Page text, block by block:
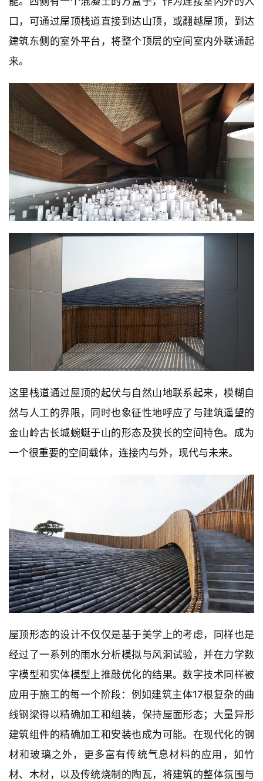
口，可通过屋顶栈道直接到达山顶，或翻越屋顶，到达
建筑东侧的室外平台，将整个顶层的空间室内外联通起
来。
这里栈道通过屋顶的起伏与自然山地联系起来，模糊自
然与人工的界限，同时也象征性地呼应了与建筑遥望的
金山岭古长城蜿蜒于山的形态及狭长的空间特色。成为
一个很重要的空间载体，连接内与外，现代与未来。
屋顶形态的设计不仅仅是基于美学上的考虑，同样也是
经过了一系列的雨水分析模拟与风洞试验，并在力学数
字模型和实体模型上推敲优化的结果。数字技术同样被
应用于施工的每一个阶段：例如建筑主体17根复杂的曲
线钢梁得以精确加工和组装，保持屋面形态；大量异形
建筑组件的精确加工和安装也成为可能。在现代化的钢
材和玻璃之外，更多富有传统气息材料的应用，如竹
材、木材，以及传统烧制的陶瓦，将建筑的整体氛围与